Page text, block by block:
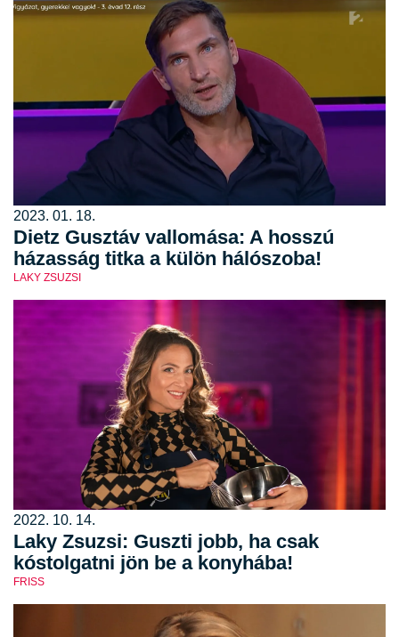
2023. 01. 18.
Dietz Gusztáv vallomása: A hosszú
házasság titka a külön hálószoba!
LAKY ZSUZSI
2022. 10. 14.
Laky Zsuzsi: Guszti jobb, ha csak
kóstolgatni jön be a konyhába!
FRISS